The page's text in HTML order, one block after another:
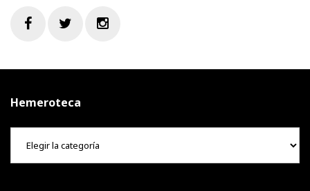
Hemeroteca
Hemeroteca